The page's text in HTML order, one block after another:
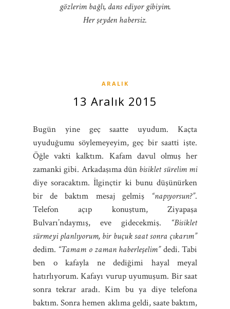
gözlerim bağlı, dans ediyor gibiyim.
Her şeyden habersiz.
ARALIK
13 Aralık 2015
Bugün yine geç saatte uyudum. Kaçta
uyuduğumu söylemeyeyim, geç bir saatti işte.
Öğle vakti kalktım. Kafam davul olmuş her
zamanki gibi. Arkadaşıma dün bisiklet sürelim mi
diye soracaktım. İlginçtir ki bunu düşünürken
bir de baktım mesaj gelmiş “napıyorsun?”.
Telefon açıp konuştum, Ziyapaşa
Bulvarı’ndaymış, eve gidecekmiş. “Bisiklet
sürmeyi planlıyorum, bir buçuk saat sonra çıkarım”
dedim. “Tamam o zaman haberleşelim”dedi. Tabi
ben o kafayla ne dediğimi hayal meyal
hatırlıyorum. Kafayı vurup uyumuşum. Bir saat
sonra tekrar aradı. Kim bu ya diye telefona
baktım. Sonra hemen aklıma geldi, saate baktım,